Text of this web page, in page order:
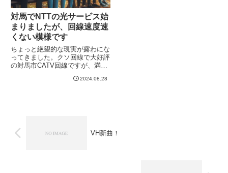
対馬でNTTの光サービス始
まりましたが、回線速度速
くない模様です
ちょっと絶望的な現実が露わにな
ってきました。クソ回線で大好評
の対馬市CATV回線ですが、満を
まして、これでNTTの高品質な光
2024.08.28
VH新曲！